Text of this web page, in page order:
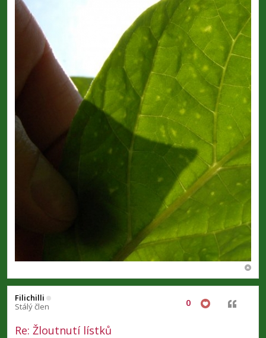
Filichilli
Stálý člen
Re: Žloutnutí lístků
0 Citovat